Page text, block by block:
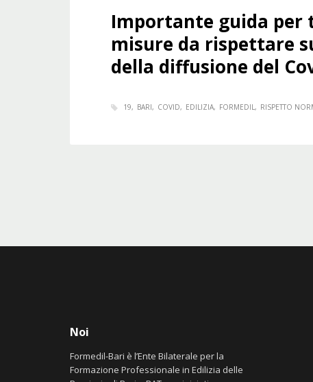
Importante guida
misure da rispettare
della diffusione del
19 BARI COVID EDILIZIA FORMEDIL RISPETTO
Noi
Formedil-Bari è l’Ente Bilaterale per la
Formazione Professionale in Edilizia delle